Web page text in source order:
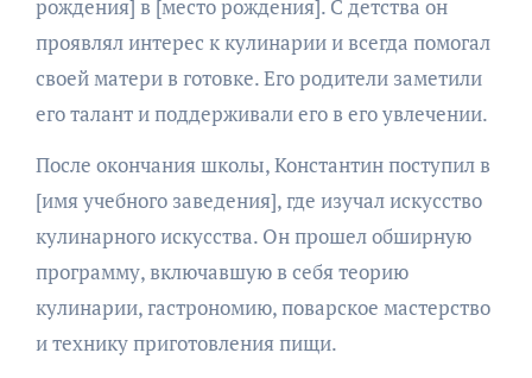
рождения] в [место рождения]. С детства он
проявлял интерес к кулинарии и всегда помогал
своей матери в готовке. Его родители заметили
его талант и поддерживали его в его увлечении.
После окончания школы, Константин поступил в
[имя учебного заведения], где изучал искусство
кулинарного искусства. Он прошел обширную
программу, включавшую в себя теорию
кулинарии, гастрономию, поварское мастерство
и технику приготовления пищи.